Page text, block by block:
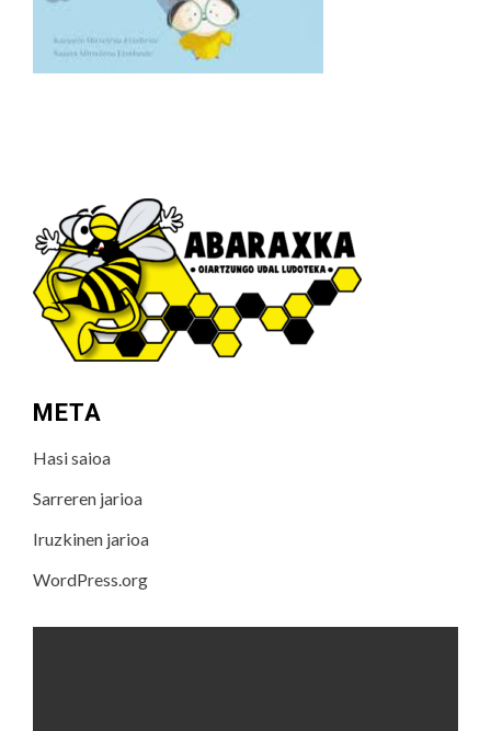
META
Hasi saioa
Sarreren jarioa
Iruzkinen jarioa
WordPress.org